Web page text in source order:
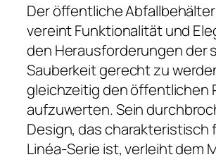
Der öffentliche
vereint Funktionalität und
den Herausforderungen der
Sauberkeit gerecht zu
gleichzeitig den öffentlichen
aufzuwerten. Sein
Design, das charakteristisch
Linéa-Serie ist, verleiht dem